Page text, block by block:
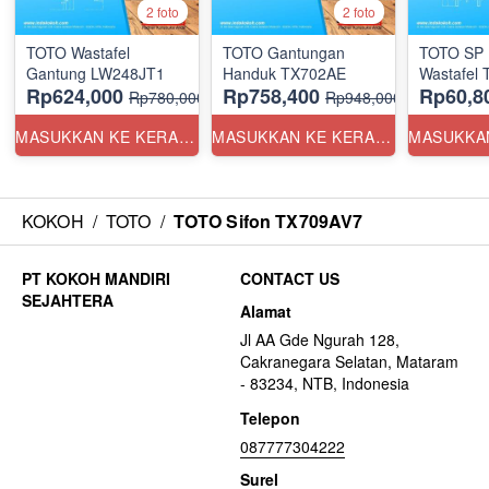
2 foto
TOTO Wastafel
Gantung LW248JT1
Rp624,000 Rp780,000
MASUKKAN KE KERANJANG
2 foto
TOTO Gantungan
Handuk TX702AE
Rp758,400 Rp948,000
MASUKKAN KE KERANJANG
TOTO
Wastafel
KOKOH / TOTO / TOTO Sifon TX709AV7
CONTACT US
Alamat
Jl AA Gde Ngurah 128,
Cakranegara Selatan, Mataram
- 83234, NTB, Indonesia
Telepon
087777304222
Surel